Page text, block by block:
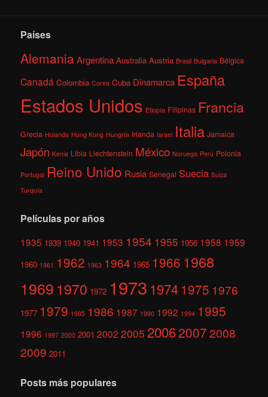
Países
AlemaniaArgentina Australia Austria Brasil Bulgaria Bélgica
Canadá Colombia Corea Cuba Dinamarca España
Estados Unidos Etiopía Filipinas Francia
Grecia Holanda Hong Kong Hungría Irlanda Israel Italia Jamaica
Japón Kenia Libia Liechtenstein México Noruega Perú Polonia
Portugal Reino Unido Rusia Senegal Suecia Suiza
Turquía
Películas por años
1935 1939 1940 1941 1953 1954 1955 1956 1958 1959
1960 1961 1962 1963 1964 1965 1966 1968
1969 1970 1972 1973 1974 1975 1976
1977 1979 1985 1986 1987 1990 1992 1994 1995
1996 1997 2000 2001 2002 2005 200620072008
2009 2011
Posts más populares